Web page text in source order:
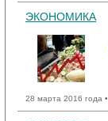
ЭКОНОМИКА
28 марта 2016 года •